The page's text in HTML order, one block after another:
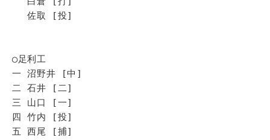
佐取 [投]
◯足利工
一 沼野井 [中]
二 石井 [二]
三 山口 [一]
四 竹内 [投]
五 西尾 [捕]